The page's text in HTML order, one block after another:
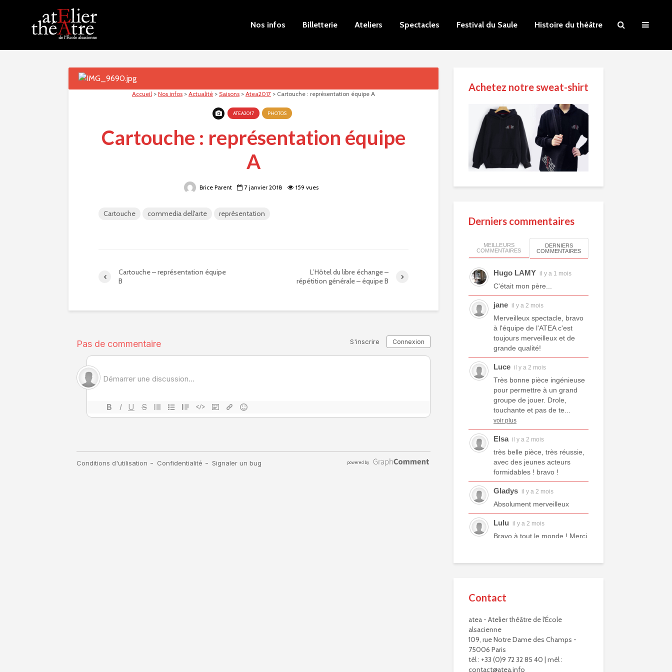
Nos infos Billetterie Ateliers Spectacles Festival du Saule Histoire du théâtre
Accueil > Nos infos > Actualité > Saisons > Atea2017 > Cartouche : représentation équipe A
ATEA2017 PHOTOS
Cartouche : représentation équipe
A
Brice Parent 7 janvier 2018 159 vues
Cartouche commedia dell'arte représentation
Cartouche – représentation équipe
B
L’Hôtel du libre échange –
répétition générale – équipe B
Achetez notre sweat-shirt
Derniers commentaires
MEILLEURS
COMMENTAIRES
DERNIERS
COMMENTAIRES
Hugo LAMY il y a 1 mois
C'était mon père...
jane il y a 2 mois
Merveilleux spectacle, bravo
à l'équipe de l'ATEA c'est
toujours merveilleux et de
grande qualité!
Luce il y a 2 mois
Très bonne pièce ingénieuse
pour permettre à un grand
groupe de jouer. Drole,
touchante et pas de te...
voir plus
Elsa il y a 2 mois
très belle pièce, très réussie,
avec des jeunes acteurs
formidables ! bravo !
Gladys il y a 2 mois
Absolument merveilleux
Lulu il y a 2 mois
Bravo à tout le monde ! Merci
Murielle R.
Bravo à eux. Bravo à vous !
Virginie Delisle
Bravo à toute l'équipe de
L'ATEA.
Un choix exigeant.
Contact
atea - Atelier théâtre de l'École
alsacienne
109, rue Notre Dame des Champs -
75006 Paris
tél : +33 (0)9 72 32 85 40 | mél :
contact@atea.info